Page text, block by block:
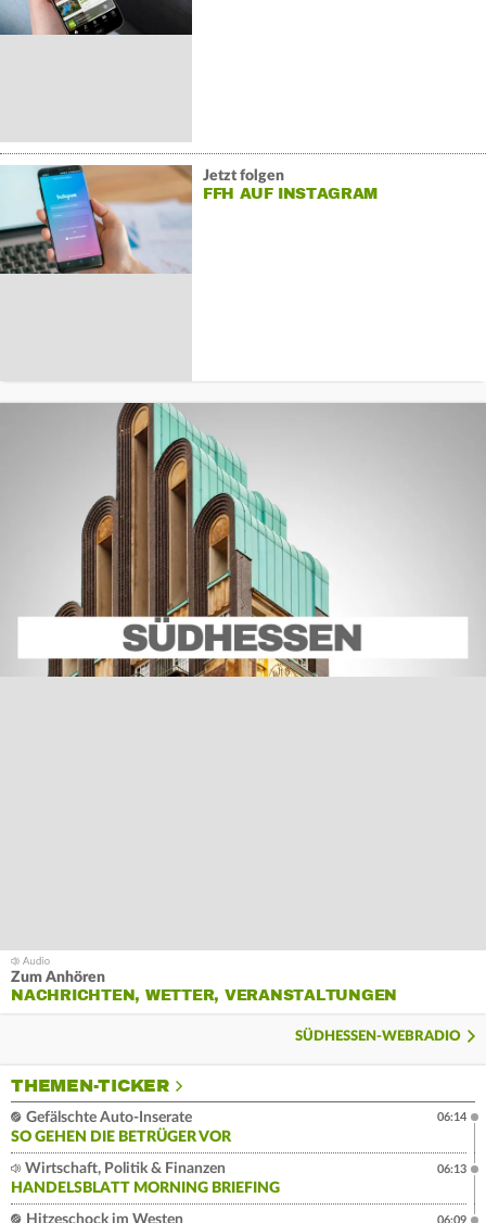
Jetzt folgen
FFH AUF INSTAGRAM
Zum Anhören
NACHRICHTEN, WETTER, VERANSTALTUNGEN
SÜDHESSEN-WEBRADIO
THEMEN-TICKER
Gefälschte Auto-Inserate
SO GEHEN DIE BETRÜGER VOR
06:14
Wirtschaft, Politik & Finanzen
HANDELSBLATT MORNING BRIEFING
06:13
Hitzeschock im Westen
06:09